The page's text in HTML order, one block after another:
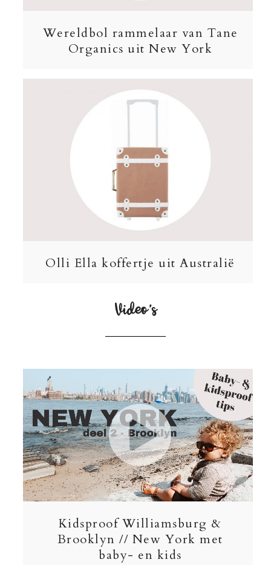
Wereldbol rammelaar van Tane
Organics uit New York
Olli Ella koffertje uit Australië
Video’s
Kidsproof Williamsburg &
Brooklyn // New York met
baby- en kids